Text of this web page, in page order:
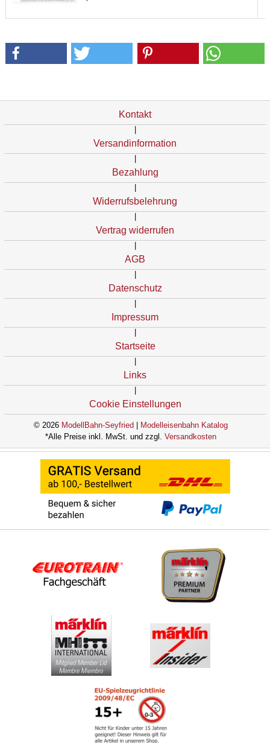
Kontakt
Versandinformation
Bezahlung
Widerrufsbelehrung
Vertrag widerrufen
AGB
Datenschutz
Impressum
Startseite
Links
Cookie Einstellungen
© 2026 ModellBahn-Seyfried
Modelleisenbahn Katalog
*Alle Preise inkl. MwSt. und zzgl. Versandkosten